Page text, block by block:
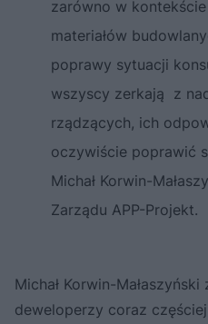
zarówno w
materiałów
poprawy sytuacji
wszyscy zerkają z
rządzących, ich
oczywiście poprawić
Michał Korwin-
Zarządu APP-Projekt.
Michał Korwin-
deweloperzy coraz